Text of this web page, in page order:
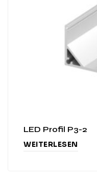
LED Profil P3-2
WEITERLESEN